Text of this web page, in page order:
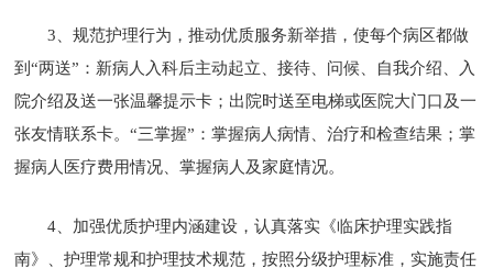
3、规范护理行为，推动优质服务新举措，使每个病区都做
到“两送”：新病人入科后主动起立、接待、问候、自我介绍、入
院介绍及送一张温馨提示卡；出院时送至电梯或医院大门口及一
张友情联系卡。“三掌握”：掌握病人病情、治疗和检查结果；掌
握病人医疗费用情况、掌握病人及家庭情况。
4、加强优质护理内涵建设，认真落实《临床护理实践指
南》、护理常规和护理技术规范，按照分级护理标准，实施责任